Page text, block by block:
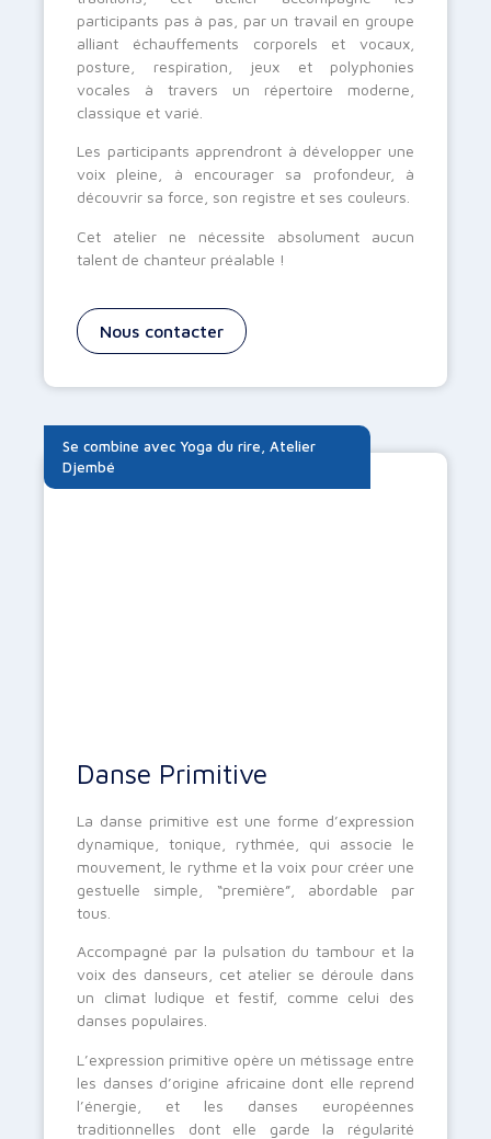
participants pas à pas, par un travail en groupe
alliant échauffements corporels et vocaux,
posture, respiration, jeux et polyphonies
vocales à travers un répertoire moderne,
classique et varié.
Les participants apprendront à développer une
voix pleine, à encourager sa profondeur, à
découvrir sa force, son registre et ses couleurs.
Cet atelier ne nécessite absolument aucun
talent de chanteur préalable !
Nous contacter
Se combine avec Yoga du rire Atelier
Djembé
Danse Primitive
La danse primitive est une forme d’expression
dynamique, tonique, rythmée, qui associe le
mouvement, le rythme et la voix pour créer une
gestuelle simple, “première”, abordable par
tous.
Accompagné par la pulsation du tambour et la
voix des danseurs, cet atelier se déroule dans
un climat ludique et festif, comme celui des
danses populaires.
L’expression primitive opère un métissage entre
les danses d’origine africaine dont elle reprend
l’énergie, et les danses européennes
traditionnelles dont elle garde la régularité